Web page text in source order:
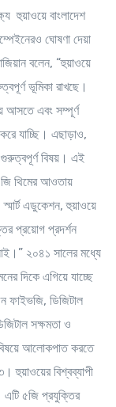
হুয়াওয়ে বাংলাদেশ
ঘোষণা দেয়া
বলেন, “হুয়াওয়ে
ভূমিকা রাখছে।
আসতে এবং সম্পূর্ণ
যাচ্ছি। এছাড়াও,
গুরুত্বপূর্ণ বিষয়। এই
থিমের আওতায়
স্মার্ট এডুকেশন, হুয়াওয়ে
প্রয়োগ প্রদর্শন
২০৪১ সালের মধ্যে
দিকে এগিয়ে যাচ্ছে
ফাইভজি, ডিজিটাল
সক্ষমতা ও
আলোকপাত করতে
হুয়াওয়ের বিশ্বব্যাপী
এটি ৫জি প্রযুক্তির